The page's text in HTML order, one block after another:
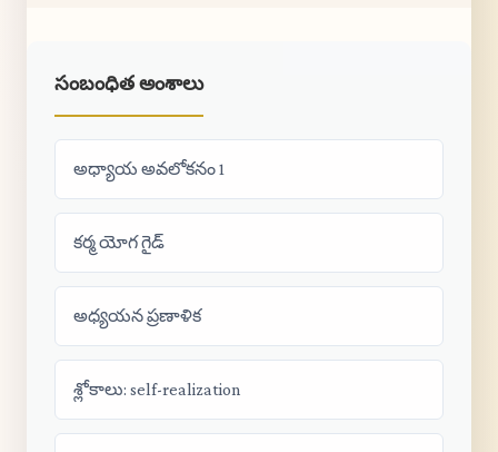
సంబంధిత అంశాలు
అధ్యాయ అవలోకనం 1
కర్మ యోగ గైడ్
అధ్యయన ప్రణాళిక
శ్లోకాలు: self-realization